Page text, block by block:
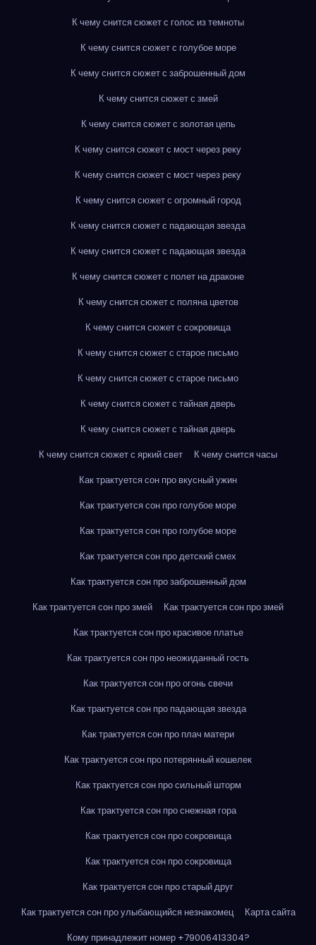
К чему снится сюжет с голос из темноты
К чему снится сюжет с голубое море
К чему снится сюжет с заброшенный дом
К чему снится сюжет с змей
К чему снится сюжет с золотая цепь
К чему снится сюжет с мост через реку
К чему снится сюжет с мост через реку
К чему снится сюжет с огромный город
К чему снится сюжет с падающая звезда
К чему снится сюжет с падающая звезда
К чему снится сюжет с полет на драконе
К чему снится сюжет с поляна цветов
К чему снится сюжет с сокровища
К чему снится сюжет с старое письмо
К чему снится сюжет с старое письмо
К чему снится сюжет с тайная дверь
К чему снится сюжет с тайная дверь
К чему снится сюжет с яркий свет
К чему снится часы
Как трактуется сон про вкусный ужин
Как трактуется сон про голубое море
Как трактуется сон про голубое море
Как трактуется сон про детский смех
Как трактуется сон про заброшенный дом
Как трактуется сон про змей
Как трактуется сон про змей
Как трактуется сон про красивое платье
Как трактуется сон про неожиданный гость
Как трактуется сон про огонь свечи
Как трактуется сон про падающая звезда
Как трактуется сон про плач матери
Как трактуется сон про потерянный кошелек
Как трактуется сон про сильный шторм
Как трактуется сон про снежная гора
Как трактуется сон про сокровища
Как трактуется сон про сокровища
Как трактуется сон про старый друг
Как трактуется сон про улыбающийся незнакомец
Карта сайта
Кому принадлежит номер +79006413304?